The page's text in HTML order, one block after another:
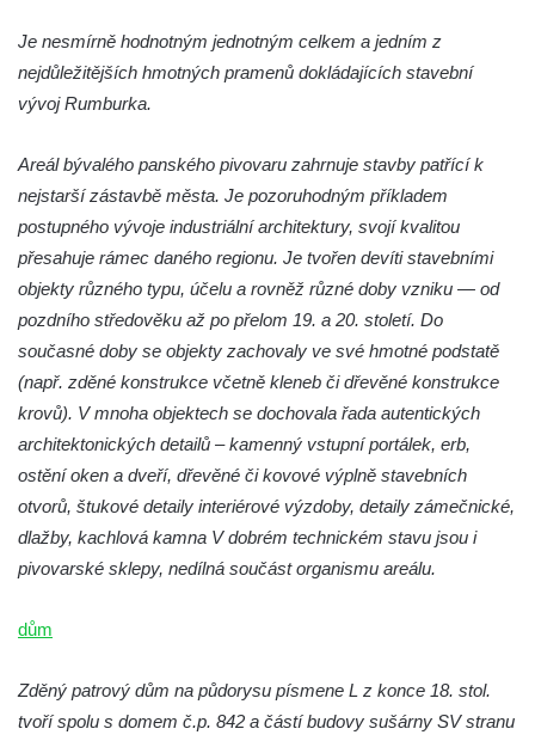
Je nesmírně hodnotným jednotným celkem a jedním z
nejdůležitějších hmotných pramenů dokládajících stavební
vývoj Rumburka.
Areál bývalého panského pivovaru zahrnuje stavby patřící k
nejstarší zástavbě města. Je pozoruhodným příkladem
postupného vývoje industriální architektury, svojí kvalitou
přesahuje rámec daného regionu. Je tvořen devíti stavebními
objekty různého typu, účelu a rovněž různé doby vzniku — od
pozdního středověku až po přelom 19. a 20. století. Do
současné doby se objekty zachovaly ve své hmotné podstatě
(např. zděné konstrukce včetně kleneb či dřevěné konstrukce
krovů). V mnoha objektech se dochovala řada autentických
architektonických detailů – kamenný vstupní portálek, erb,
ostění oken a dveří, dřevěné či kovové výplně stavebních
otvorů, štukové detaily interiérové výzdoby, detaily zámečnické,
dlažby, kachlová kamna V dobrém technickém stavu jsou i
pivovarské sklepy, nedílná součást organismu areálu.
dům
Zděný patrový dům na půdorysu písmene L z konce 18. stol.
tvoří spolu s domem č.p. 842 a částí budovy sušárny SV stranu